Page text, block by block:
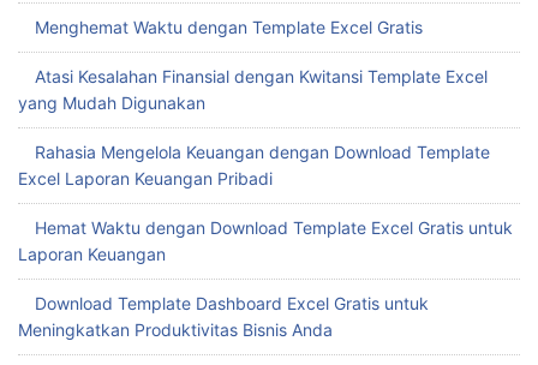
Menghemat Waktu dengan Template Excel Gratis
Atasi Kesalahan Finansial dengan Kwitansi Template Excel
yang Mudah Digunakan
Rahasia Mengelola Keuangan dengan Download Template
Excel Laporan Keuangan Pribadi
Hemat Waktu dengan Download Template Excel Gratis untuk
Laporan Keuangan
Download Template Dashboard Excel Gratis untuk
Meningkatkan Produktivitas Bisnis Anda